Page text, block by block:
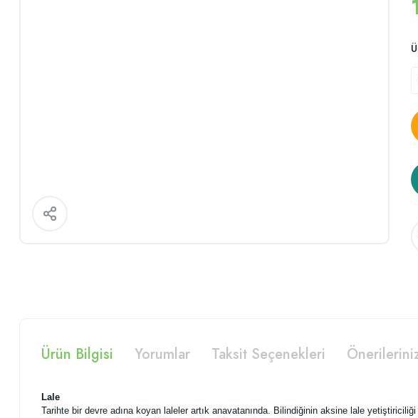
Ürün Bilgisi Yorumlar Taksit Seçenekleri
Lale
Tarihte bir devre adına koyan laleler artık anavatanında. Bilindiğinin aksine lale